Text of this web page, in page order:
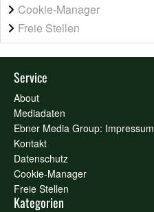
Cookie-Manager
Freie Stellen
Service
About
Mediadaten
Ebner Media Group: Impressum
Kontakt
Datenschutz
Cookie-Manager
Freie Stellen
Kategorien